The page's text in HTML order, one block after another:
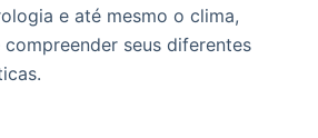
e até mesmo o clima,
seus diferentes